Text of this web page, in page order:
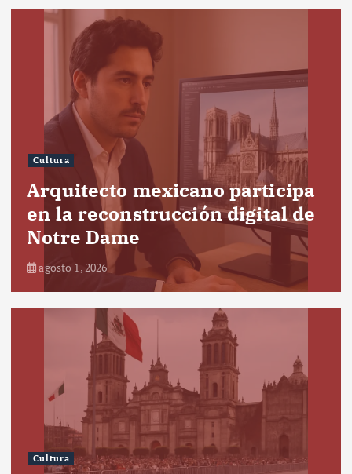
Cultura
Arquitecto mexicano participa
en la reconstrucción digital de
Notre Dame
agosto 1, 2026
Cultura